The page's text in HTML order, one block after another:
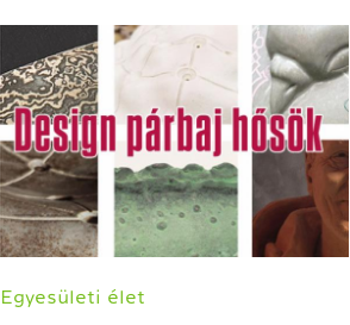
Egyesületi élet